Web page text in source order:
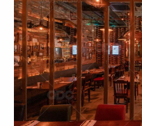
83
PAT KAO THAI
CN Bến Tre